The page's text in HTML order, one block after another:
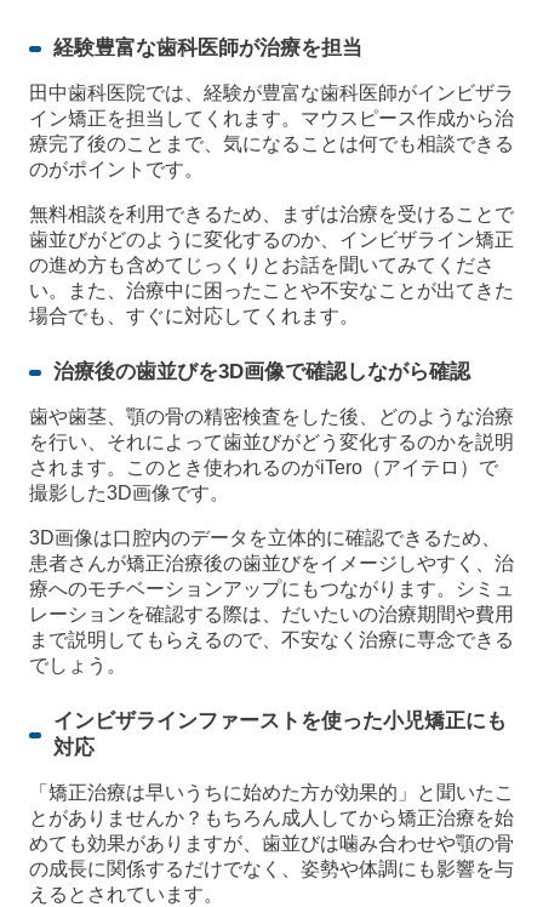
経験豊富な歯科医師が治療を担当
田中歯科医院では、経験が豊富な歯科医師がインビザラ
イン矯正を担当してくれます。マウスピース作成から治
療完了後のことまで、気になることは何でも相談できる
のがポイントです。
無料相談を利用できるため、まずは治療を受けることで
歯並びがどのように変化するのか、インビザライン矯正
の進め方も含めてじっくりとお話を聞いてみてくださ
い。また、治療中に困ったことや不安なことが出てきた
場合でも、すぐに対応してくれます。
治療後の歯並びを3D画像で確認しながら確認
歯や歯茎、顎の骨の精密検査をした後、どのような治療
を行い、それによって歯並びがどう変化するのかを説明
されます。このとき使われるのがiTero（アイテロ）で
撮影した3D画像です。
3D画像は口腔内のデータを立体的に確認できるため、
患者さんが矯正治療後の歯並びをイメージしやすく、治
療へのモチベーションアップにもつながります。シミュ
レーションを確認する際は、だいたいの治療期間や費用
まで説明してもらえるので、不安なく治療に専念できる
でしょう。
インビザラインファーストを使った小児矯正にも
対応
「矯正治療は早いうちに始めた方が効果的」と聞いたこ
とがありませんか？もちろん成人してから矯正治療を始
めても効果がありますが、歯並びは噛み合わせや顎の骨
の成長に関係するだけでなく、姿勢や体調にも影響を与
えるとされています。